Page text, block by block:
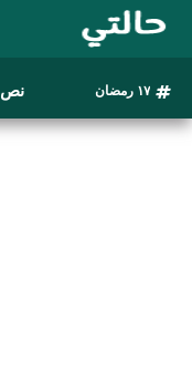
١٧ رمضان نص